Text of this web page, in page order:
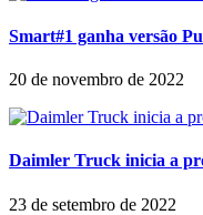
Smart#1 ganha versão
20 de novembro de 2022
Daimler Truck inicia a
23 de setembro de 2022